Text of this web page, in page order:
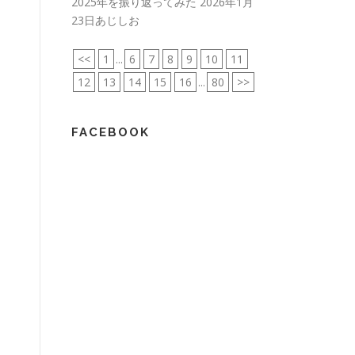
23日あじしお
<< 1 ... 6 7 8 9 10
11
12
13 14 15 16 ... 80 >>
FACEBOOK